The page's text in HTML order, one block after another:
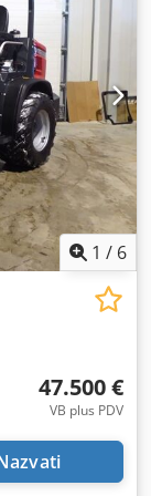
Logistika &
na vašu
na licu
ili tehnička
puna kabina,
Kubota 4-
nosač Set
desno stražnji
pločice
DW,
ručici uklj.
3.
12-voltni
1 / 6
47.500 €
VB plus PDV